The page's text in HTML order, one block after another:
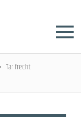
Tarifrecht